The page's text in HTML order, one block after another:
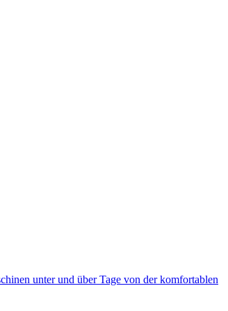
unter und über Tage von der komfortablen